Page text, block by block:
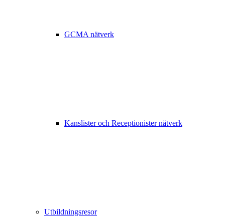
GCMA nätverk
Kanslister och Receptionister nätverk
Utbildningsresor